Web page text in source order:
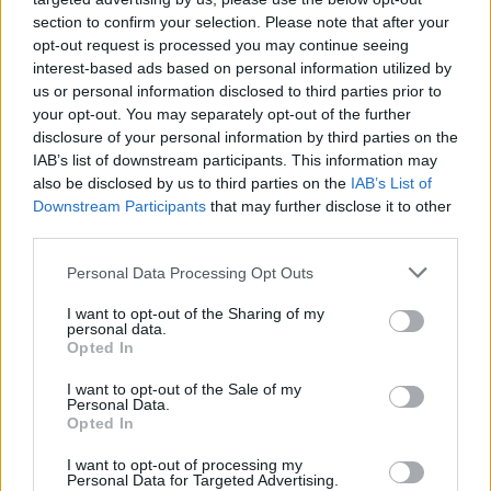
section to confirm your selection. Please note that after your
opt-out request is processed you may continue seeing
interest-based ads based on personal information utilized by
us or personal information disclosed to third parties prior to
your opt-out. You may separately opt-out of the further
disclosure of your personal information by third parties on the
IAB’s list of downstream participants. This information may
also be disclosed by us to third parties on the IAB’s List of
Downstream Participants that may further disclose it to other
Please note that this website/app uses one or more Google
not limited to your visit or usage behaviour. You may click to
grant or deny consent to Google and its third-party tags to
use your data for below specified purposes in below Google
consent section.
Personal Data Processing Opt Outs
I want to opt-out of the Sharing of my
personal data.
Opted In
I want to opt-out of the Sale of my
Personal Data.
Opted In
I want to opt-out of processing my
Personal Data for Targeted Advertising.
Ghalibaf benadrukte ook dat de Straat van Hormuz
alleen weer zal worden opengesteld “op Iraanse
voorwaarden, niet door Amerikaanse
dreigementen”. Deze verklaringen onderstrekken
de spanningen en de complexe diplomatieke
situatie in de regio.
al vaker doelwit geweest van Iraanse
beschietingen vanwege hun steun aan
Amerikaanse militaire bases. Deze bases liggen op
slechts enkele honderden kilometers van Iran, wat
de strategische betekenis van de aanvallen
onderstreept.